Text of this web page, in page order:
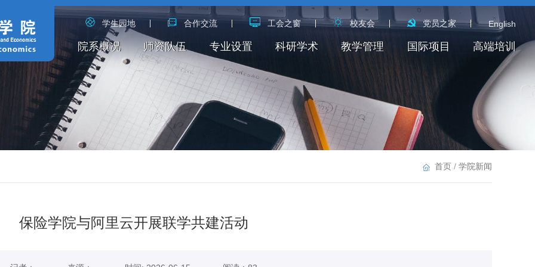
学生园地 合作交流 工会之窗 校友会 党员之家 English
院系概况 师资队伍 专业设置 科研学术 教学管理 国际项目 高端培训
首页 / 学院新闻
保险学院与阿里云开展联学共建活动